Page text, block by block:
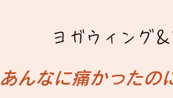
ヨガウィング
あんなに痛かったの